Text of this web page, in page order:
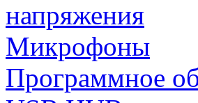
напряжения
Микрофоны
Программное